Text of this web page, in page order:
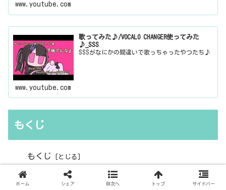
www.youtube.com
歌ってみた♪/VOCALO CHANGER使ってみた
♪_SSS
SSSがなにかの間違いで歌っちゃったやつたち♪
www.youtube.com
もくじ
もくじ
1.パソコンの性能の限界
2.音の確定
ホーム シェア 目次へ トップ サイドバー